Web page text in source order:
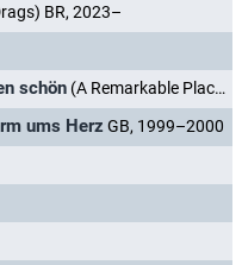
BR, 2023–
schön (A Remarkable Place to Die) NZ/AUS/USA/D, 2024–
ums Herz GB, 1999–2000